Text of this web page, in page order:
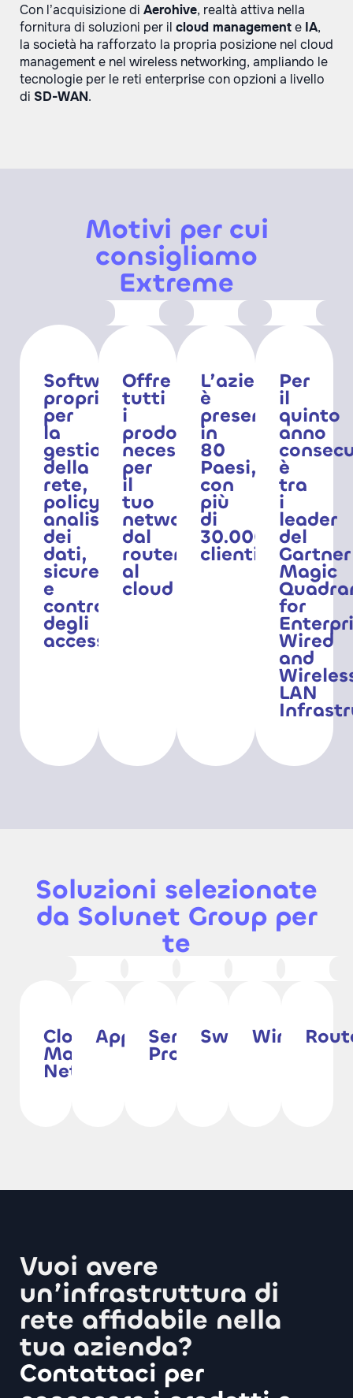
Con l’acquisizione di Aerohive, realtà attiva nella
fornitura di soluzioni per il cloud managemente IA,
la società ha rafforzato la propria posizione nel cloud
management e nel wireless networking, ampliando le
tecnologie per le reti enterprise con opzioni a livello
di SD-WAN.
Motivi per cui
consigliamo
Extreme
Software
proprietario
per
la
gestione
della
rete,
policy,
analisi
dei
dati,
sicurezza
e
controllo
degli
accessi
Offre
tutti
i
prodotti
necessari
per
il
tuo
networking,
dal
router
al
cloud
L’azienda
è
presente
in
80
Paesi,
con
più
di
30.000
clienti
Per
il
quinto
anno
è
tra
i
leader
del
Gartner
Magic
for
Wired
and
LAN
Soluzioni selezionate
da Solunet Group per
te
Cloud
Managed
Networking
App Service
Provider
SwitchWireless
Vuoi avere
un’infrastruttura di
rete affidabile nella
tua azienda?
Contattaci per